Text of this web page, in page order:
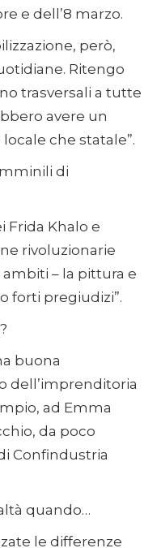
e dell’8 marzo.
però,
Ritengo
trasversali a tutte
avere un
che statale”.
di
Frida Khalo e
rivoluzionarie
– la pittura e
forti pregiudizi”.
buona
dell’imprenditoria
ad Emma
da poco
Confindustria
quando…
le differenze